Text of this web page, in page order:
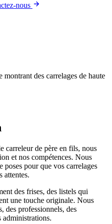
nous
carreleur de père en fils, nous
et nos compétences. Nous
poses pour que vos carrelages
attentes.
des frises, des listels qui
une touche originale. Nous
des professionnels, des
administrations.